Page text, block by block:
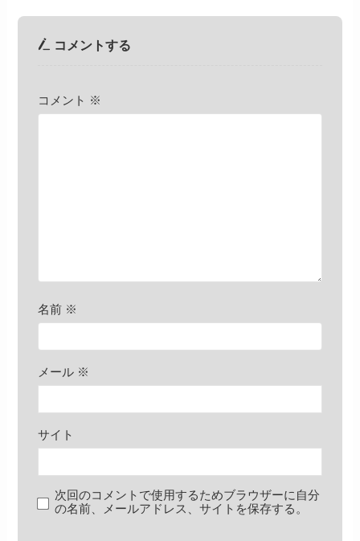
コメントする
コメント ※
名前 ※
メール ※
サイト
次回のコメントで使用するためブラウザーに自分
の名前、メールアドレス、サイトを保存する。